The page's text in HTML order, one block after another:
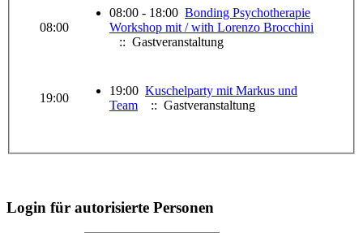
08:00
08:00 - 18:00 Bonding Psychotherapie
Workshop mit / with Lorenzo Brocchini
:: Gastveranstaltung
19:00
19:00 Kuschelparty mit Markus und
Team
:: Gastveranstaltung
Login für autorisierte Personen